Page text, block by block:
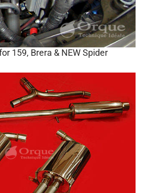
159, Brera & NEW Spider